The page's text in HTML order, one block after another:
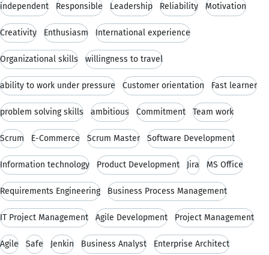
independent Responsible Leadership Reliability Motivation
Creativity Enthusiasm International experience
Organizational skills willingness to travel
ability to work under pressure Customer orientation Fast learner
problem solving skills ambitious Commitment Team work
Scrum E-Commerce Scrum Master Software Development
Information technology Product Development Jira MS Office
Requirements Engineering Business Process Management
IT Project Management Agile Development Project Management
Agile Safe Jenkin Business Analyst Enterprise Architect